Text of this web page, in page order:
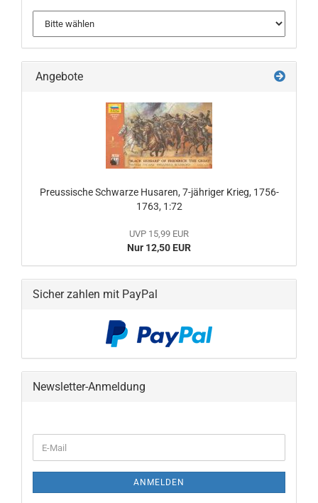
Angebote
Preussische Schwarze Husaren, 7-jähriger Krieg, 1756-
1763, 1:72
UVP 15,99 EUR
Nur 12,50 EUR
Sicher zahlen mit PayPal
Newsletter-Anmeldung
ZUR
E-
Mail
ANMELDEN